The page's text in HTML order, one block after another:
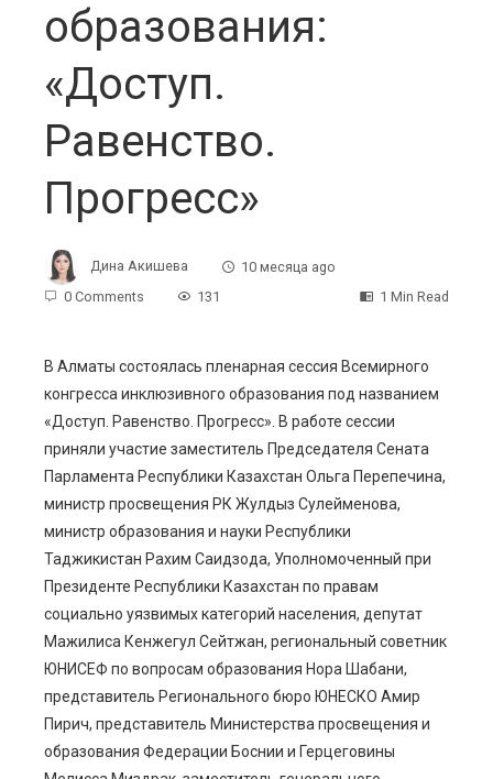
образования:
«Доступ.
Равенство.
Прогресс»
Дина Акишева
10 месяца ago
0 Comments
131 1 Min Read
В Алматы состоялась пленарная сессия Всемирного
конгресса инклюзивного образования под названием
«Доступ. Равенство. Прогресс». В работе сессии
приняли участие заместитель Председателя Сената
Парламента Республики Казахстан Ольга Перепечина,
министр просвещения РК Жулдыз Сулейменова,
министр образования и науки Республики
Таджикистан Рахим Саидзода, Уполномоченный при
Президенте Республики Казахстан по правам
социально уязвимых категорий населения, депутат
Мажилиса Кенжегул Сейтжан, региональный советник
ЮНИСЕФ по вопросам образования Нора Шабани,
представитель Регионального бюро ЮНЕСКО Амир
Пирич, представитель Министерства просвещения и
образования Федерации Боснии и Герцеговины